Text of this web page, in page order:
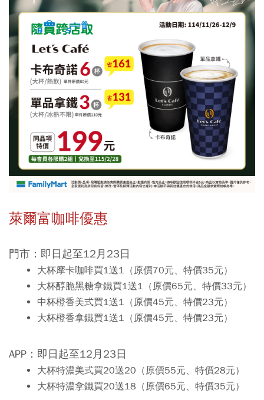
萊爾富咖啡優惠
門市：即日起至12月23日
大杯摩卡咖啡買1送1（原價70元、特價35元）
大杯醇脆黑糖拿鐵買1送1（原價65元、特價33元）
中杯橙香美式買1送1（原價45元、特價23元）
大杯橙香拿鐵買1送1（原價45元、特價23元）
APP：即日起至12月23日
大杯特濃美式買20送20（原價55元、特價28元）
大杯特濃拿鐵買20送18（原價65元、特價35元）